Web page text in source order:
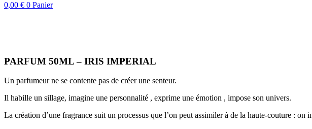
0,00 € 0 Panier
PARFUM 50ML – IRIS IMPERIAL
Un parfumeur ne se contente pas de créer une senteur.
Il habille un sillage, imagine une personnalité , exprime une émotion , impose son univers.
La création d’une fragrance suit un processus que l’on peut assimiler à de la haute-couture :